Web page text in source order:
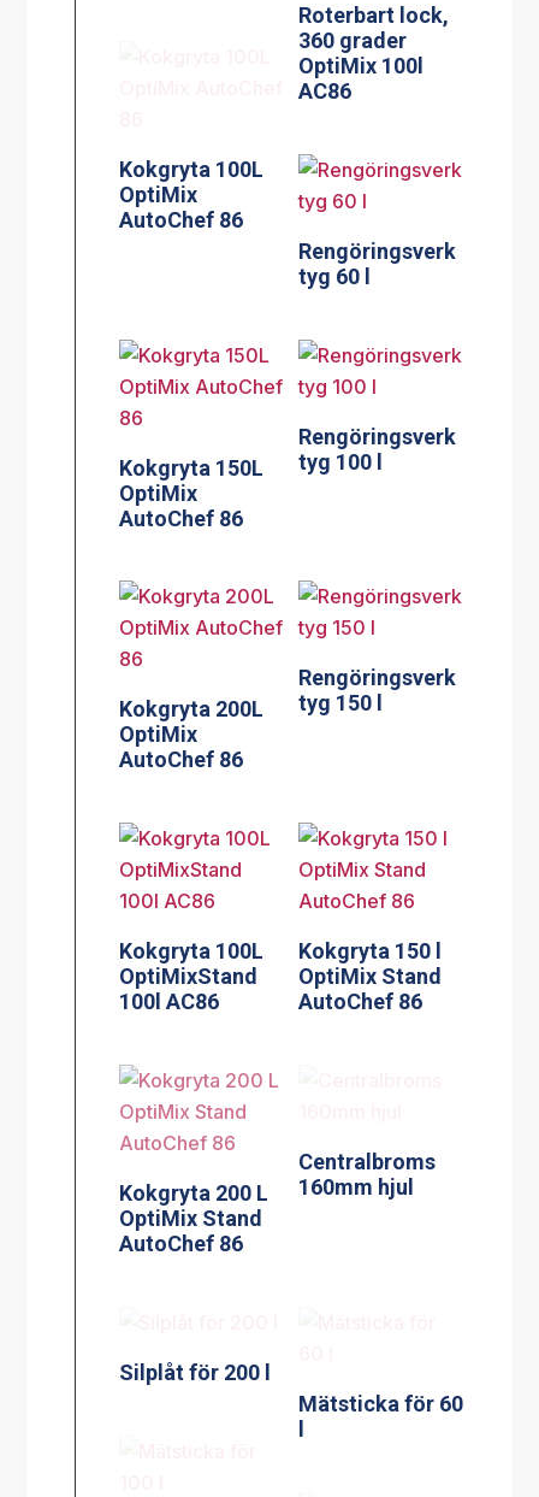
Roterbart lock,
360 grader
OptiMix 100l
AC86
Kokgryta 100L
OptiMix
AutoChef 86
Rengöringsverk
tyg 60 l
Kokgryta 150L
OptiMix
AutoChef 86
Rengöringsverk
tyg 100 l
Kokgryta 200L
OptiMix
AutoChef 86
Rengöringsverk
tyg 150 l
Kokgryta 100L
OptiMixStand
100l AC86
Kokgryta 150 l
OptiMix Stand
AutoChef 86
Kokgryta 200 L
OptiMix Stand
AutoChef 86
Centralbroms
160mm hjul
Silplåt för 200 l
Mätsticka för 60